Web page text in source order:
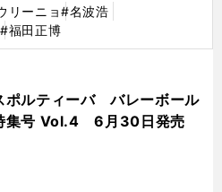
リーニョ#名波浩
#福田正博
ポルティーバ バレーボール
集号 Vol.4 6月30日発売